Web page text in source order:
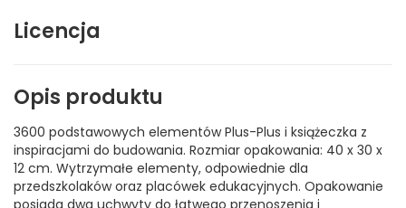
Licencja
Opis produktu
3600 podstawowych elementów Plus-Plus i książeczka z
inspiracjami do budowania. Rozmiar opakowania: 40 x 30 x
12 cm. Wytrzymałe elementy, odpowiednie dla
przedszkolaków oraz placówek edukacyjnych. Opakowanie
posiada dwa uchwyty do łatwego przenoszenia i